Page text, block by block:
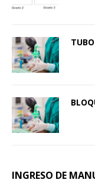
INGRESO DE